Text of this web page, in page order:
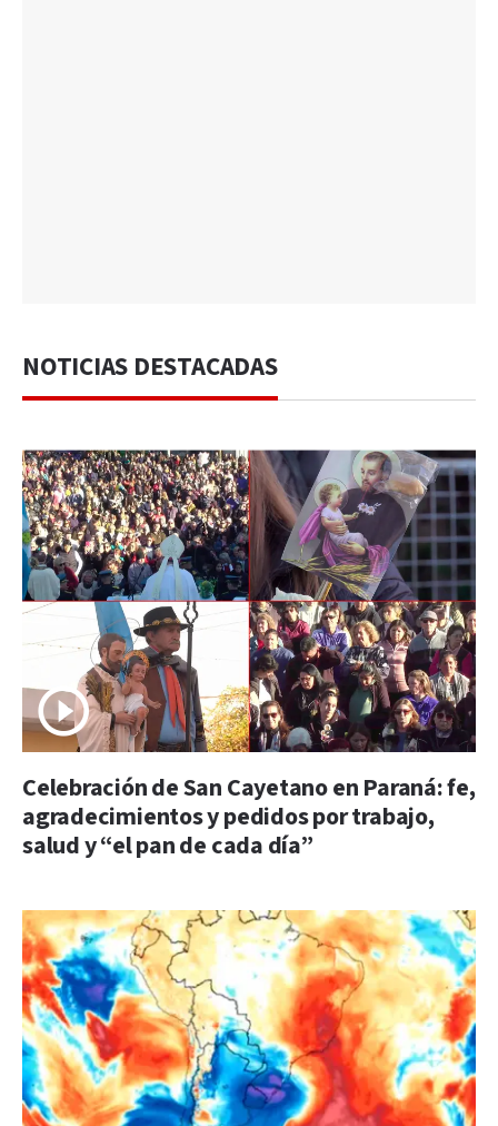
NOTICIAS DESTACADAS
Celebración de San Cayetano en Paraná: fe,
agradecimientos y pedidos por trabajo,
salud y “el pan de cada día”